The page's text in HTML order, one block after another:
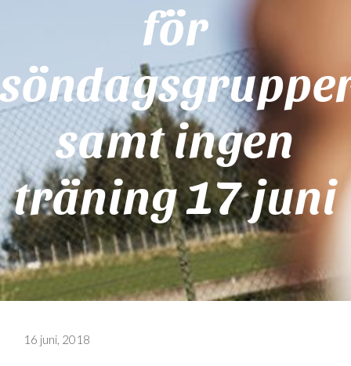
för
samt ingen
träning 17 juni
16 juni, 2018